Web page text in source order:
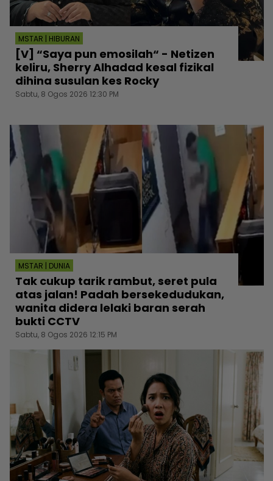
MSTAR | HIBURAN
[V] “Saya pun emosilah“ - Netizen
keliru, Sherry Alhadad kesal fizikal
dihina susulan kes Rocky
Sabtu, 8 Ogos 2026 12:30 PM
MSTAR | DUNIA
Tak cukup tarik rambut, seret pula
atas jalan! Padah bersekedudukan,
wanita didera lelaki baran serah
bukti CCTV
Sabtu, 8 Ogos 2026 12:15 PM